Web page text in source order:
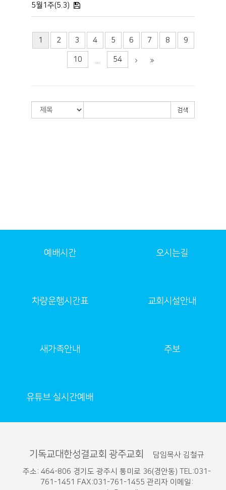
5월1주(5.3)
1 2 3 4 5 6 7 8 9
10 54
검색
예배시간 오시는길
차량운행시간표 교회시설안내
새가족안내 주보
유튜브 실시간예배
기독교대한성결교회 광주교회
담임목사 김철규
주소: 464-806 경기도 광주시 통미로 36(경안동) TEL:031-
761-1451 FAX:031-761-1455 관리자 이메일: